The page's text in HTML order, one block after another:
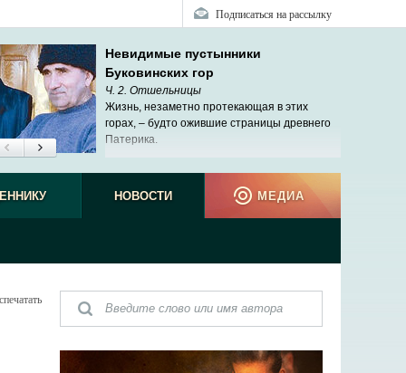
Подписаться на рассылку
Невидимые пустынники
Буковинских гор
Ч. 2. Отшельницы
Жизнь, незаметно протекающая в этих
горах, – будто ожившие страницы древнего
Патерика.
НОВОСТИ МЕДИА